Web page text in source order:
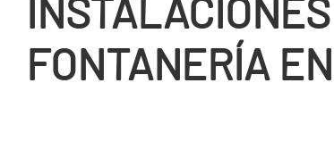
FONTANERÍ­A